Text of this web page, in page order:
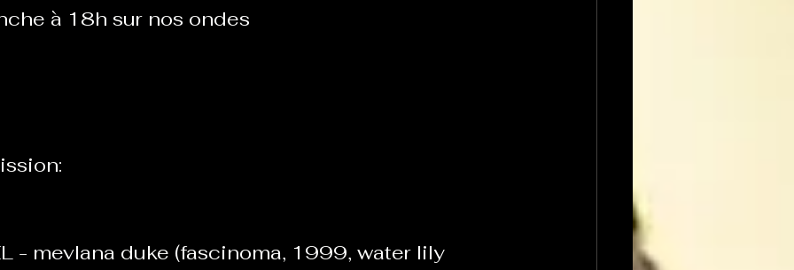
del païs Pour que le Courant passe entre nou
Sport Santé
à 18h sur nos ondes
- mevlana duke (fascinoma, 1999, water lily